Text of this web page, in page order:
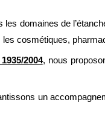
domaines de
cosmétiques,
2004, nous
un